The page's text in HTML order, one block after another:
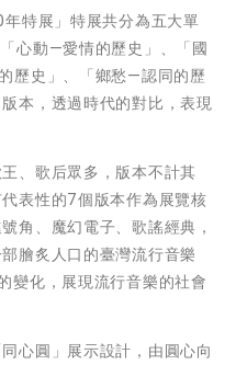
特展」特展共分為五大單
心動—愛情的歷史」、「國
歷史」、「鄉愁—認同的歷
本，透過時代的對比，表現
、歌后眾多，版本不計其
表性的7個版本作為展覽核
角、魔幻電子、歌謠經典，
膾炙人口的臺灣流行音樂
變化，展現流行音樂的社會
心圓」展示設計，由圓心向